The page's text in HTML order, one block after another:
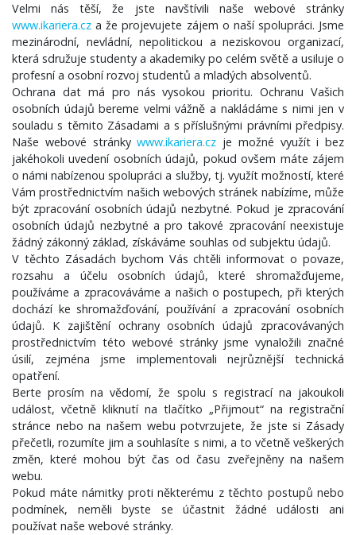
Velmi nás těší, že jste navštívili naše webové stránky
www.ikariera.cz a že projevujete zájem o naší spolupráci. Jsme
mezinárodní, nevládní, nepolitickou a neziskovou organizací,
která sdružuje studenty a akademiky po celém světě a usiluje o
profesní a osobní rozvoj studentů a mladých absolventů.
Ochrana dat má pro nás vysokou prioritu. Ochranu Vašich
osobních údajů bereme velmi vážně a nakládáme s nimi jen v
souladu s těmito Zásadami a s příslušnými právními předpisy.
Naše webové stránkywww.ikariera.cz je možné využít i bez
jakéhokoli uvedení osobních údajů, pokud ovšem máte zájem
o námi nabízenou spolupráci a služby, tj. využít možností, které
Vám prostřednictvím našich webových stránek nabízíme, může
být zpracování osobních údajů nezbytné. Pokud je zpracování
osobních údajů nezbytné a pro takové zpracování neexistuje
žádný zákonný základ, získáváme souhlas od subjektu údajů.
V těchto Zásadách bychom Vás chtěli informovat o povaze,
rozsahu a účelu osobních údajů, které shromažďujeme,
používáme a zpracováváme a našich o postupech, při kterých
dochází ke shromažďování, používání a zpracování osobních
údajů. K zajištění ochrany osobních údajů zpracovávaných
prostřednictvím této webové stránky jsme vynaložili značné
úsilí, zejména jsme implementovali nejrůznější technická
opatření.
Berte prosím na vědomí, že spolu s registrací na jakoukoli
událost, včetně kliknutí na tlačítko „Přijmout“ na registrační
stránce nebo na našem webu potvrzujete, že jste si Zásady
přečetli, rozumíte jim a souhlasíte s nimi, a to včetně veškerých
změn, které mohou být čas od času zveřejněny na našem
webu.
Pokud máte námitky proti některému z těchto postupů nebo
podmínek, neměli byste se účastnit žádné události ani
používat naše webové stránky.